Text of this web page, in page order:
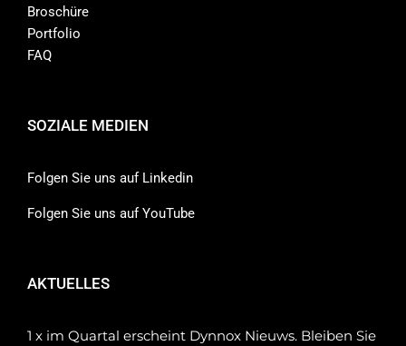
Broschüre
Portfolio
FAQ
SOZIALE MEDIEN
Folgen Sie uns auf Linkedin
Folgen Sie uns auf YouTube
AKTUELLES
1 x im Quartal erscheint Dynnox Nieuws. Bleiben Sie